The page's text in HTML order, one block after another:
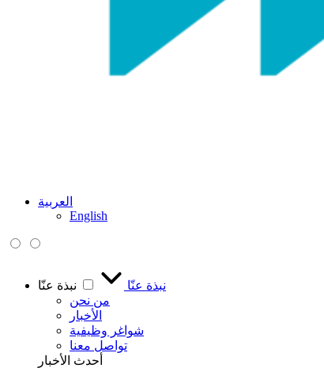
العربية
English
نبذة عنّا
نبذة عنّا
من نحن
الأخبار
شواغر وظيفية
تواصل معنا
أحدث الأخبار